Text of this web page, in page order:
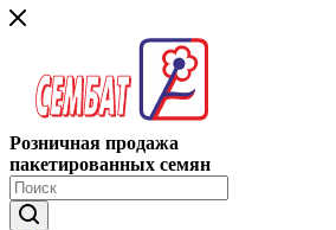
Розничная продажа
пакетированных семян